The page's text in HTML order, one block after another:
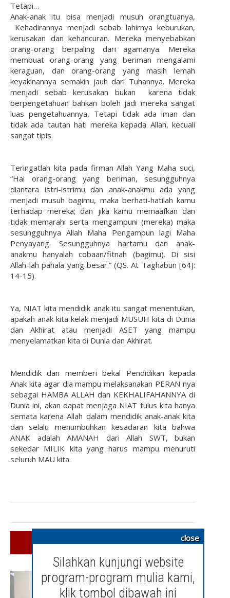
close
Silahkan kunjungi website
program-program mulia kami,
klik tombol dibawah ini
Tetapi…
Anak-anak itu bisa menjadi musuh orangtuanya,
Kehadirannya menjadi sebab lahirnya keburukan,
kerusakan dan kehancuran. Mereka menyebabkan
orang-orang berpaling dari agamanya. Mereka
membuat orang-orang yang beriman mengalami
keraguan, dan orang-orang yang masih lemah
keyakinannya semakin jauh dari Tuhannya. Mereka
menjadi sebab kerusakan bukan karena tidak
berpengetahuan bahkan boleh jadi mereka sangat
luas pengetahuannya, Tetapi tidak ada iman dan
tidak ada tautan hati mereka kepada Allah, kecuali
sangat tipis.
Teringatlah kita pada firman Allah Yang Maha suci,
“Hai orang-orang yang beriman, sesungguhnya
diantara istri-istrimu dan anak-anakmu ada yang
menjadi musuh bagimu, maka berhati-hatilah kamu
terhadap mereka; dan jika kamu memaafkan dan
tidak memarahi serta mengampuni (mereka) maka
sesungguhnya Allah Maha Pengampun lagi Maha
Penyayang. Sesungguhnya hartamu dan anak-
anakmu hanyalah cobaan/fitnah (bagimu). Di sisi
Allah-lah pahala yang besar.” (QS. At Taghabun [64]:
14-15).
Ya, NIAT kita mendidik anak itu sangat menentukan,
apakah anak kita kelak menjadi MUSUH kita di Dunia
dan Akhirat atau menjadi ASET yang mampu
menyelamatkan kita di Dunia dan Akhirat.
Mendidik dan memberi bekal Pendidikan kepada
Anak kita agar dia mampu melaksanakan PERAN nya
sebagai HAMBA ALLAH dan KEKHALIFAHANNYA di
Dunia ini, akan dapat menjaga NIAT tulus kita hanya
semata karena Allah dalam mendidik anak-anak kita
dan selalu menumbuhkan kesadaran kita bahwa
ANAK adalah AMANAH dari Allah SWT, bukan
sekedar MILIK kita yang harus mampu menuruti
seluruh MAU kita.
SIMILAR ARTICLES